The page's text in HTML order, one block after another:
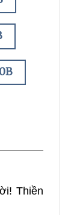
Thiền